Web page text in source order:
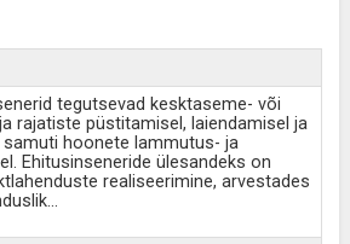
tegutsevad kesktaseme- või
rajatiste püstitamisel, laiendamisel ja
hoonete lammutus- ja
Ehitusinseneride ülesandeks on
realiseerimine, arvestades
...